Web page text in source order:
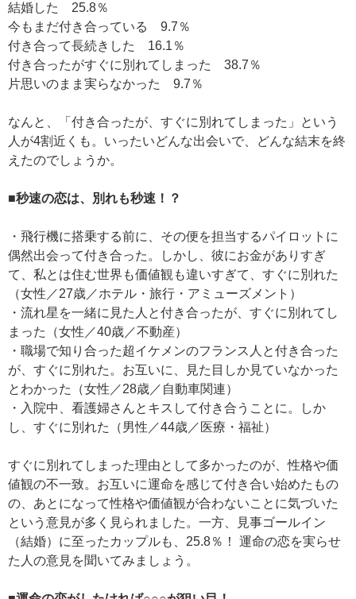
結婚した 25.8％
今もまだ付き合っている 9.7％
付き合って長続きした 16.1％
付き合ったがすぐに別れてしまった 38.7％
片思いのまま実らなかった 9.7％
なんと、「付き合ったが、すぐに別れてしまった」という
人が4割近くも。いったいどんな出会いで、どんな結末を終
えたのでしょうか。
■秒速の恋は、別れも秒速！？
・飛行機に搭乗する前に、その便を担当するパイロットに
偶然出会って付き合った。しかし、彼にお金がありすぎ
て、私とは住む世界も価値観も違いすぎて、すぐに別れた
（女性／27歳／ホテル・旅行・アミューズメント）
・流れ星を一緒に見た人と付き合ったが、すぐに別れてし
まった（女性／40歳／不動産）
・職場で知り合った超イケメンのフランス人と付き合った
が、すぐに別れた。お互いに、見た目しか見ていなかった
とわかった（女性／28歳／自動車関連）
・入院中、看護婦さんとキスして付き合うことに。しか
し、すぐに別れた（男性／44歳／医療・福祉）
すぐに別れてしまった理由として多かったのが、性格や価
値観の不一致。お互いに運命を感じて付き合い始めたもの
の、あとになって性格や価値観が合わないことに気づいた
という意見が多く見られました。一方、見事ゴールイン
（結婚）に至ったカップルも、25.8％！ 運命の恋を実らせ
た人の意見を聞いてみましょう。